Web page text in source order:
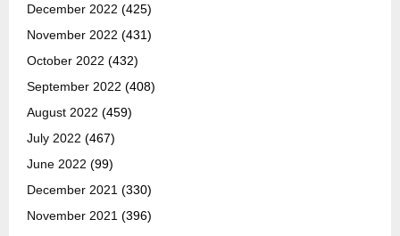
December 2022 (425)
November 2022 (431)
October 2022 (432)
September 2022 (408)
August 2022 (459)
July 2022 (467)
June 2022 (99)
December 2021 (330)
November 2021 (396)